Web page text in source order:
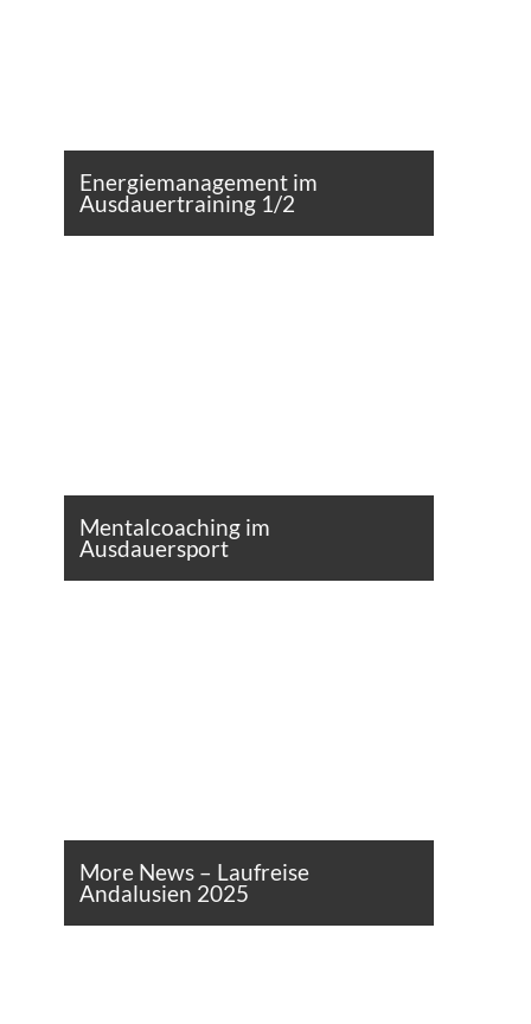
Energiemanagement im
Ausdauertraining 1/2
Mentalcoaching im
Ausdauersport
More News – Laufreise
Andalusien 2025